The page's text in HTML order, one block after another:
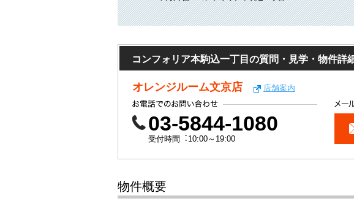
コンフォリア本駒込一丁目の質問・見学・物件詳
オレンジルーム文京店 店舗案内
03-5844-1080
受付時間︓10:00～19:00
物件概要